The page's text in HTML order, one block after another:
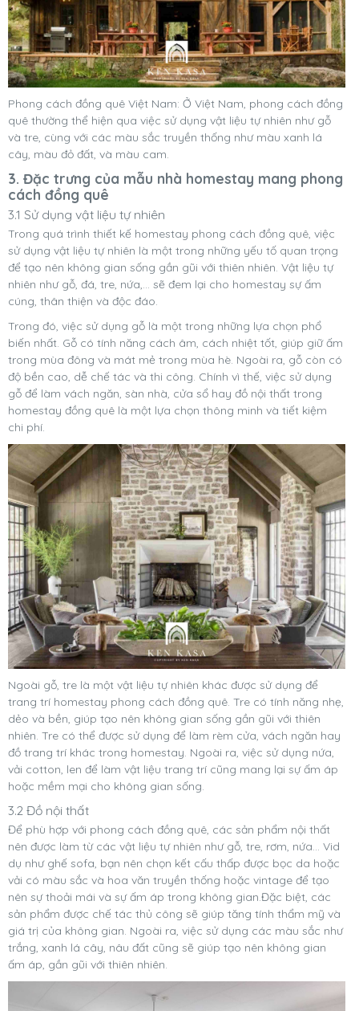
Phong cách đồng quê Việt Nam: Ở Việt Nam, phong cách đồng
quê thường thể hiện qua việc sử dụng vật liệu tự nhiên như gỗ
và tre, cùng với các màu sắc truyền thống như màu xanh lá
cây, màu đỏ đất, và màu cam.
3. Đặc trưng của mẫu nhà homestay mang phong
cách đồng quê
3.1 Sử dụng vật liệu tự nhiên
Trong quá trình thiết kế homestay phong cách đồng quê, việc
sử dụng vật liệu tự nhiên là một trong những yếu tố quan trọng
để tạo nên không gian sống gần gũi với thiên nhiên. Vật liệu tự
nhiên như gỗ, đá, tre, nứa,... sẽ đem lại cho homestay sự ấm
cúng, thân thiện và độc đáo.
Trong đó, việc sử dụng gỗ là một trong những lựa chọn phổ
biến nhất. Gỗ có tính năng cách âm, cách nhiệt tốt, giúp giữ ấm
trong mùa đông và mát mẻ trong mùa hè. Ngoài ra, gỗ còn có
độ bền cao, dễ chế tác và thi công. Chính vì thế, việc sử dụng
gỗ để làm vách ngăn, sàn nhà, cửa sổ hay đồ nội thất trong
homestay đồng quê là một lựa chọn thông minh và tiết kiệm
chi phí.
Ngoài gỗ, tre là một vật liệu tự nhiên khác được sử dụng để
trang trí homestay phong cách đồng quê. Tre có tính năng nhẹ,
dẻo và bền, giúp tạo nên không gian sống gần gũi với thiên
nhiên. Tre có thể được sử dụng để làm rèm cửa, vách ngăn hay
đồ trang trí khác trong homestay. Ngoài ra, việc sử dụng nứa,
vải cotton, len để làm vật liệu trang trí cũng mang lại sự ấm áp
hoặc mềm mại cho không gian sống.
3.2 Đồ nội thất
Để phù hợp với phong cách đồng quê, các sản phẩm nội thất
nên được làm từ các vật liệu tự nhiên như gỗ, tre, rơm, nứa... Vid
dụ như ghế sofa, bạn nên chọn kết cấu thấp được bọc da hoặc
vải có màu sắc và hoa văn truyền thống hoặc vintage để tạo
nên sự thoải mái và sự ấm áp trong không gian.Đặc biệt, các
sản phẩm được chế tác thủ công sẽ giúp tăng tính thẩm mỹ và
giá trị của không gian. Ngoài ra, việc sử dụng các màu sắc như
trắng, xanh lá cây, nâu đất cũng sẽ giúp tạo nên không gian
ấm áp, gần gũi với thiên nhiên.